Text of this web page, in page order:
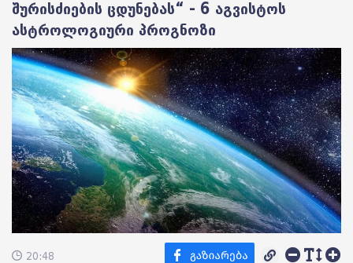
შურისძიების ცდუნებას“ - 6 აგვისტოს
ასტროლოგიური პროგნოზი
20:48